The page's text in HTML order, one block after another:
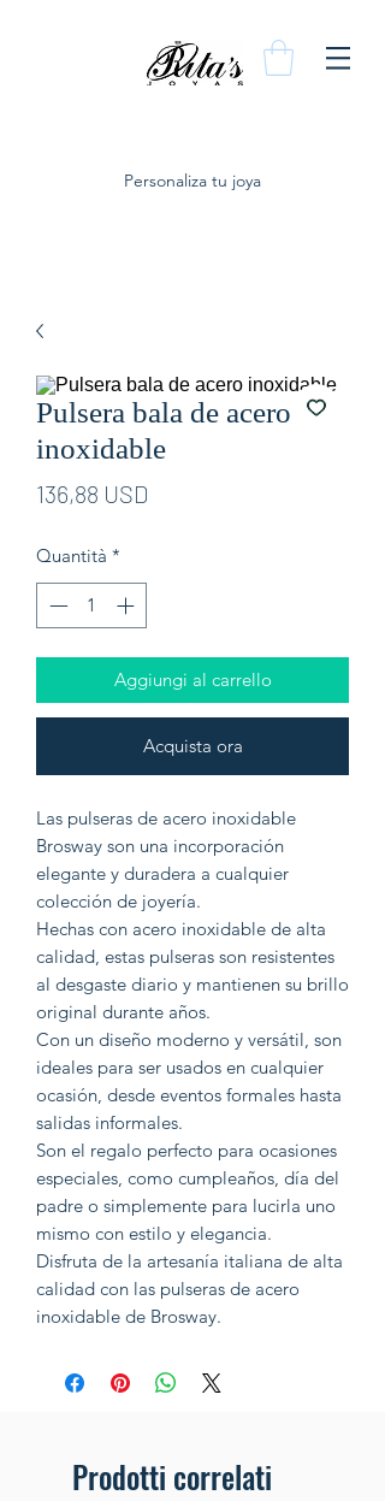
Personaliza tu joya
Pulsera bala de acero
inoxidable
136,88 USD
Quantità *
Aggiungi al carrello
Acquista ora
Las pulseras de acero inoxidable
Brosway son una incorporación
elegante y duradera a cualquier
colección de joyería.
Hechas con acero inoxidable de alta
calidad, estas pulseras son resistentes
al desgaste diario y mantienen su brillo
original durante años.
Con un diseño moderno y versátil, son
ideales para ser usados en cualquier
ocasión, desde eventos formales hasta
salidas informales.
Son el regalo perfecto para ocasiones
especiales, como cumpleaños, día del
padre o simplemente para lucirla uno
mismo con estilo y elegancia.
Disfruta de la artesanía italiana de alta
calidad con las pulseras de acero
inoxidable de Brosway.
Prodotti correlati